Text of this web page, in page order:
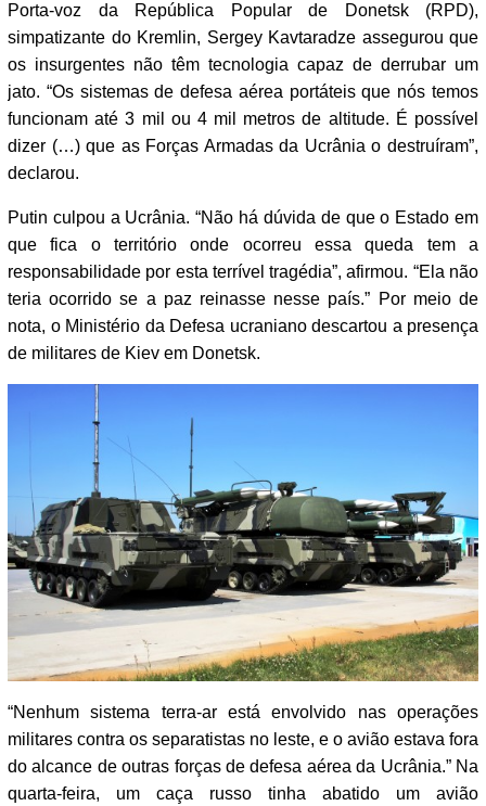
Porta-voz da República Popular de Donetsk (RPD),
simpatizante do Kremlin, Sergey Kavtaradze assegurou que
os insurgentes não têm tecnologia capaz de derrubar um
jato. “Os sistemas de defesa aérea portáteis que nós temos
funcionam até 3 mil ou 4 mil metros de altitude. É possível
dizer (…) que as Forças Armadas da Ucrânia o destruíram”,
declarou.
Putin culpou a Ucrânia. “Não há dúvida de que o Estado em
que fica o território onde ocorreu essa queda tem a
responsabilidade por esta terrível tragédia”, afirmou. “Ela não
teria ocorrido se a paz reinasse nesse país.” Por meio de
nota, o Ministério da Defesa ucraniano descartou a presença
de militares de Kiev em Donetsk.
“Nenhum sistema terra-ar está envolvido nas operações
militares contra os separatistas no leste, e o avião estava fora
do alcance de outras forças de defesa aérea da Ucrânia.” Na
quarta-feira, um caça russo tinha abatido um avião